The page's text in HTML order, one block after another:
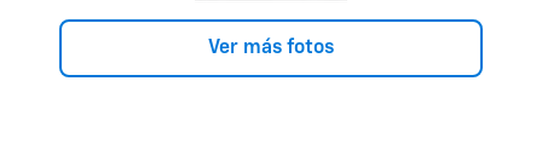
Ver más fotos